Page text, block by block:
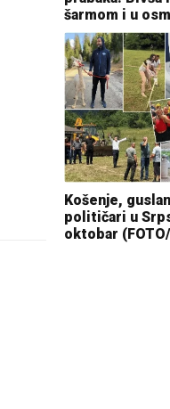
šarmom i u
Košenje,
političari u
oktobar